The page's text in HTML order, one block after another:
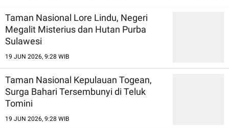
Taman Nasional Lore Lindu, Negeri
Megalit Misterius dan Hutan Purba
Sulawesi
19 JUN 2026, 9:28 WIB
Taman Nasional Kepulauan Togean,
Surga Bahari Tersembunyi di Teluk
Tomini
19 JUN 2026, 9:28 WIB